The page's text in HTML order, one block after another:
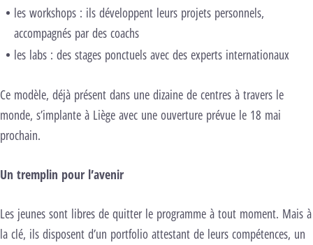
les workshops : ils développent leurs projets personnels,
accompagnés par des coachs
les labs : des stages ponctuels avec des experts internationaux
Ce modèle, déjà présent dans une dizaine de centres à travers le
monde, s’implante à Liège avec une ouverture prévue le 18 mai
prochain.
Un tremplin pour l’avenir
Les jeunes sont libres de quitter le programme à tout moment. Mais à
la clé, ils disposent d’un portfolio attestant de leurs compétences, un